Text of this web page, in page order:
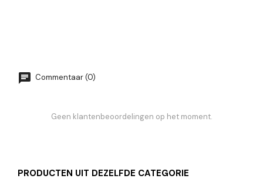
Commentaar (0)
Geen klantenbeoordelingen op het moment.
PRODUCTEN UIT DEZELFDE CATEGORIE